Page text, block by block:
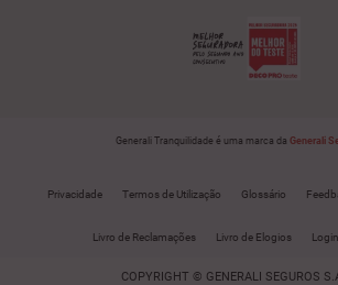
Generali Tranquilidade é uma marca da Generali
Privacidade Termos de Utilização Glossário
Livro de Reclamações Livro de Elogios
COPYRIGHT © GENERALI SEGUROS